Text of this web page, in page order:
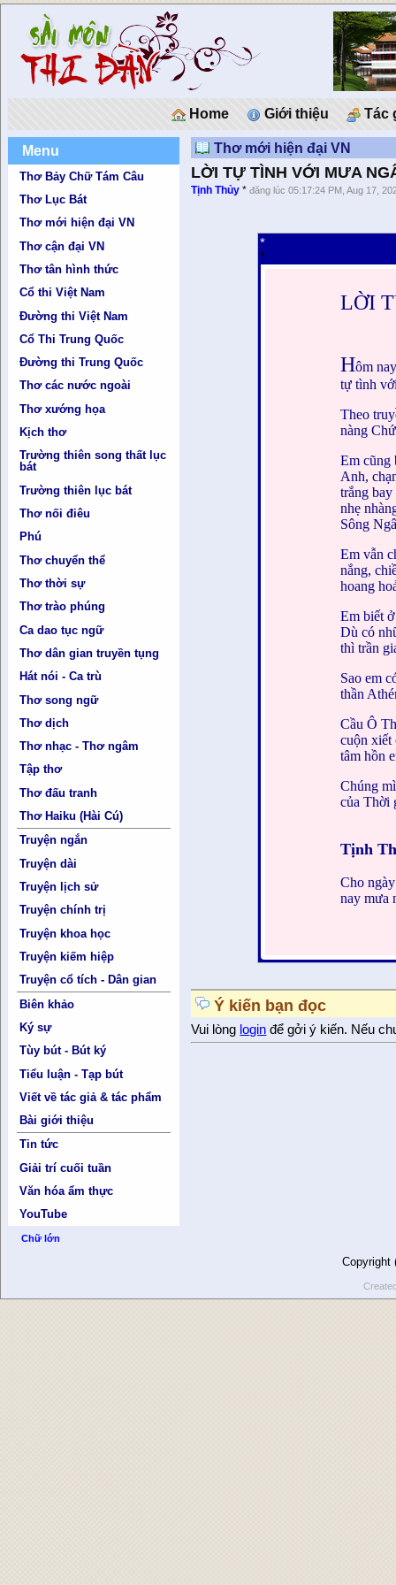
Home Giới thiệu Tác
Menu
Thơ Bảy Chữ Tám Câu
Thơ Lục Bát
Thơ mới hiện đại VN
Thơ cận đại VN
Thơ tân hình thức
Cổ thi Việt Nam
Đường thi Việt Nam
Cổ Thi Trung Quốc
Đường thi Trung Quốc
Thơ các nước ngoài
Thơ xướng họa
Kịch thơ
Trường thiên song thất lục
bát
Trường thiên lục bát
Thơ nối điêu
Phú
Thơ chuyển thể
Thơ thời sự
Thơ trào phúng
Ca dao tục ngữ
Thơ dân gian truyền tụng
Hát nói - Ca trù
Thơ song ngữ
Thơ dịch
Thơ nhạc - Thơ ngâm
Tập thơ
Thơ đấu tranh
Thơ Haiku (Hài Cú)
Truyện ngắn
Truyện dài
Truyện lịch sử
Truyện chính trị
Truyện khoa học
Truyện kiếm hiệp
Truyện cổ tích - Dân gian
Biên khảo
Ký sự
Tùy bút - Bút ký
Tiểu luận - Tạp bút
Viết về tác giả & tác phẩm
Bài giới thiệu
Tin tức
Giải trí cuối tuần
Văn hóa ẩm thực
YouTube
Chữ lớn
Thơ mới hiện đại VN
LỜI TỰ TÌNH VỚI MƯA
Tịnh Thủy *đăng lúc 05:17:24 PM, Aug 17,
*
*
LỜI
Hôm
tự tình
Theo
nàng
Em cũng
Anh,
trắng
nhẹ
Sông
Em vẫn
nắng,
hoang
Em biết
Dù có
thì trần
Sao em
thần
Cầu Ô
cuộn xiết
tâm hồn
Chúng
của Thời
Tịnh
Cho
nay mưa
Ý kiến bạn đọc
Vui lòng login để gởi ý kiến. Nếu
Copyright